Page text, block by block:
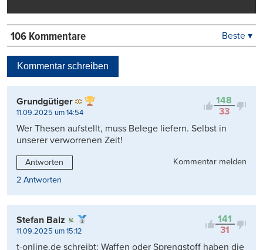
106 Kommentare
Kontrovers
Beste ▾
Kommentar schreiben
148
33
Grundgütiger
11.09.2025 um 14:54
Wer Thesen aufstellt, muss Belege liefern. Selbst in
unserer verworrenen Zeit!
Antworten
Kommentar melden
2 Antworten
141
31
Stefan Balz
11.09.2025 um 15:12
t-online.de schreibt: Waffen oder Sprengstoff haben die